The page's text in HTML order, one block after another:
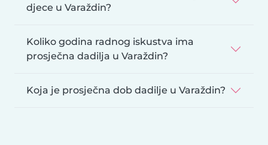
djece u Varaždin?
Koliko godina radnog iskustva ima
prosječna dadilja u Varaždin?
Koja je prosječna dob dadilje u Varaždin?